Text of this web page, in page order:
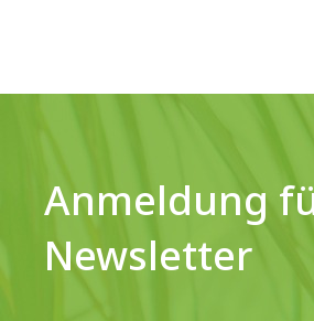
Anmeldung
Newsletter